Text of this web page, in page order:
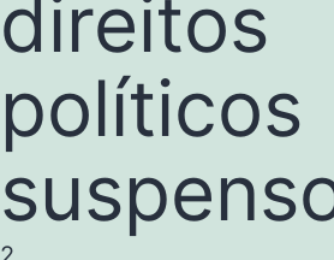
direitos
políticos